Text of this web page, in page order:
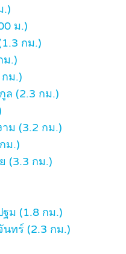
.)
ม.)
กม.)
ม.)
ม.)
ล (2.3 กม.)
าม (3.2 กม.)
ม.)
(3.3 กม.)
ม (1.8 กม.)
นทร์ (2.3 กม.)